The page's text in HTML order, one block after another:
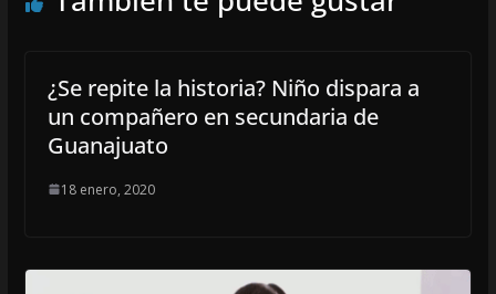
¿Se repite la historia? Niño dispara a
un compañero en secundaria de
Guanajuato
18 enero, 2020